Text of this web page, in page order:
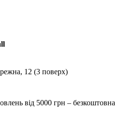
12 (3 поверх)
від 5000 грн – безкоштовна